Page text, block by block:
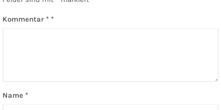
Kommentar *
Name *